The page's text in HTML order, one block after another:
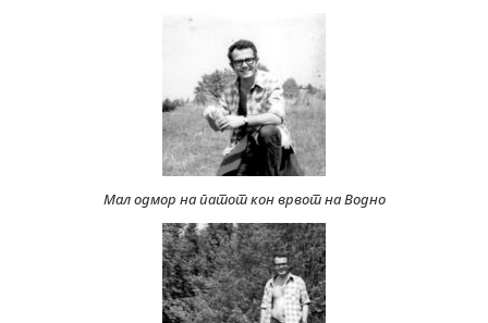
Мал одмор на патот кон врвот на Водно